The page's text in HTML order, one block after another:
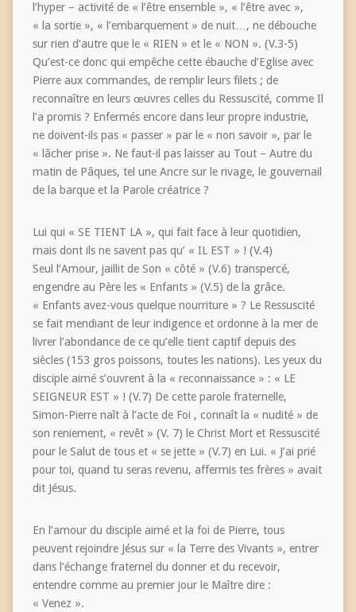
l’hyper – activité de « l’être ensemble », « l’être avec »,
« la sortie », « l’embarquement » de nuit…, ne débouche
sur rien d’autre que le « RIEN » et le « NON ». (V.3-5)
Qu’est-ce donc qui empêche cette ébauche d’Eglise avec
Pierre aux commandes, de remplir leurs filets ; de
reconnaître en leurs œuvres celles du Ressuscité, comme Il
l’a promis ? Enfermés encore dans leur propre industrie,
ne doivent-ils pas « passer » par le « non savoir », par le
« lâcher prise ». Ne faut-il pas laisser au Tout – Autre du
matin de Pâques, tel une Ancre sur le rivage, le gouvernail
de la barque et la Parole créatrice ?
Lui qui « SE TIENT LA », qui fait face à leur quotidien,
mais dont ils ne savent pas qu’ « IL EST » ! (V.4)
Seul l’Amour, jaillit de Son « côté » (V.6) transpercé,
engendre au Père les « Enfants » (V.5) de la grâce.
« Enfants avez-vous quelque nourriture » ? Le Ressuscité
se fait mendiant de leur indigence et ordonne à la mer de
livrer l’abondance de ce qu’elle tient captif depuis des
siècles (153 gros poissons, toutes les nations). Les yeux du
disciple aimé s’ouvrent à la « reconnaissance » : « LE
SEIGNEUR EST » ! (V.7) De cette parole fraternelle,
Simon-Pierre naît à l’acte de Foi , connaît la « nudité » de
son reniement, « revêt » (V. 7) le Christ Mort et Ressuscité
pour le Salut de tous et « se jette » (V.7) en Lui. « J’ai prié
pour toi, quand tu seras revenu, affermis tes frères » avait
dit Jésus.
En l’amour du disciple aimé et la foi de Pierre, tous
peuvent rejoindre Jésus sur « la Terre des Vivants », entrer
dans l’échange fraternel du donner et du recevoir,
entendre comme au premier jour le Maître dire :
« Venez ».